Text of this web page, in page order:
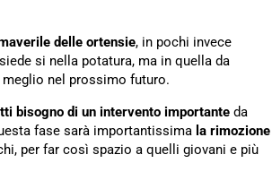
delle ortensie, in pochi invece
si nella potatura, ma in quella da
nel prossimo futuro.
bisogno di un intervento importante da
fase sarà importantissima la rimozione
per far così spazio a quelli giovani e più